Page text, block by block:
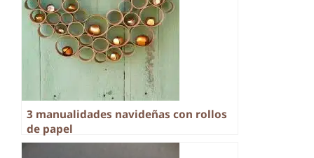
3 manualidades navideñas con rollos
de papel